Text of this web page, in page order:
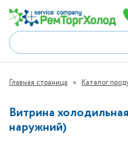
Главная страница Каталог
Витрина
наружний)